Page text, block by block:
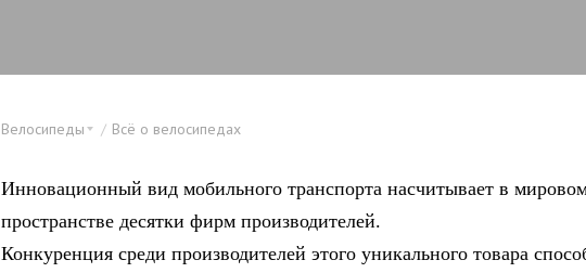
Велосипеды Всё о велосипедах
Инновационный вид мобильного транспорта насчитывает в
пространстве десятки фирм производителей.
Конкуренция среди производителей этого уникального товара